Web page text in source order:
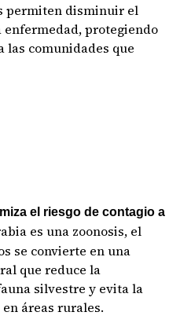
permiten disminuir el
protegiendo
las comunidades que
el riesgo de contagio a
es una zoonosis, el
se convierte en una
que reduce la
silvestre y evita la
áreas rurales.